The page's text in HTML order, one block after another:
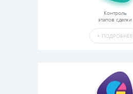
Контроль
этапов сделки
+ ПОДРОБНЕЕ